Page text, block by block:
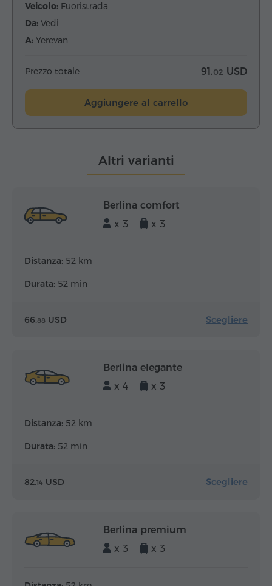
Veicolo: Fuoristrada
Da: Vedi
A: Yerevan
Prezzo totale 91.02 USD
Aggiungere al carrello
Altri varianti
Berlina comfort
x 3
x 3
Distanza: 52 km
Durata: 52 min
66.88 USD Scegliere
Berlina elegante
x 4
x 3
Distanza: 52 km
Durata: 52 min
82.14 USD Scegliere
Berlina premium
x 3
x 3